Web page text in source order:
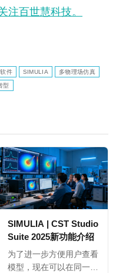
注百世慧科技。
件 SIMULIA 多物理场仿真
型
SIMULIA | CST Studio
Suite 2025新功能介绍
为了进一步方便用户查看
模型，现在可以在同一